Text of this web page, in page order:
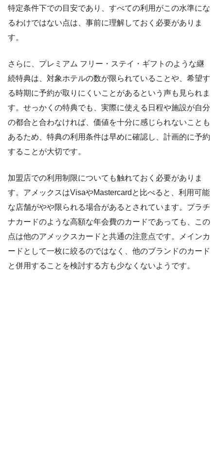
特定条件下での目安であり、すべての利用がこの水準にな
るわけではない点は、事前に理解しておく必要がありま
す。
さらに、プレミアム フリー・ステイ・ギフトのような継
続特典は、対象ホテルの数が限られていることや、希望す
る時期に予約が取りにくいことがあるという声も見られま
す。せっかくの特典でも、実際に使える日程や施設が自分
の都合と合わなければ、価値を十分に感じられないことも
あるため、特典の利用条件は早めに確認し、計画的に予約
することが大切です。
加盟店での利用制限についても触れておく必要がありま
す。アメックスはVisaやMastercardと比べると、利用可能
な店舗がやや限られる場合があるとされています。プラチ
ナカードのような高額な年会費のカードであっても、この
点は他のアメックスカードと共通の注意点です。メインカ
ードとして一枚に絞るのではなく、他のブランドのカード
と併用することを検討する方も少なくないようです。